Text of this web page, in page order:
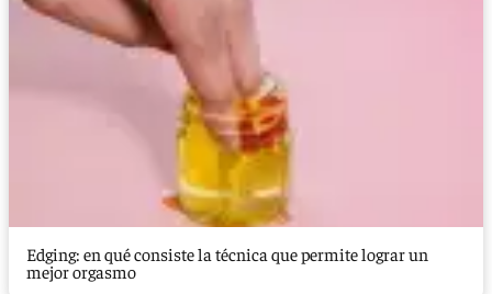
Edging: en qué consiste la técnica que permite lograr un
mejor orgasmo